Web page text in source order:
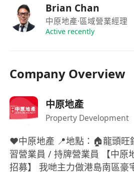
讓您輕鬆實現高薪目標。
2. 強大的後勤支援及豐富的盤
工快速獲取地產經紀牌照。
4. 公司獨家樓盤資源及網媒廣
升客源配對效率。
5. 資深經理親自帶教，分享實
長與開單速度。
Brian Chan
中原地產·區域營業經理
Active recently
Company Overview
中原地產
Property Development
❤️中原地產 📍地點：🏠龍頭旺
習營業員 / 持牌營業員 【中原地產 港島南區｜人才
招募】 我哋主力做港島南區豪